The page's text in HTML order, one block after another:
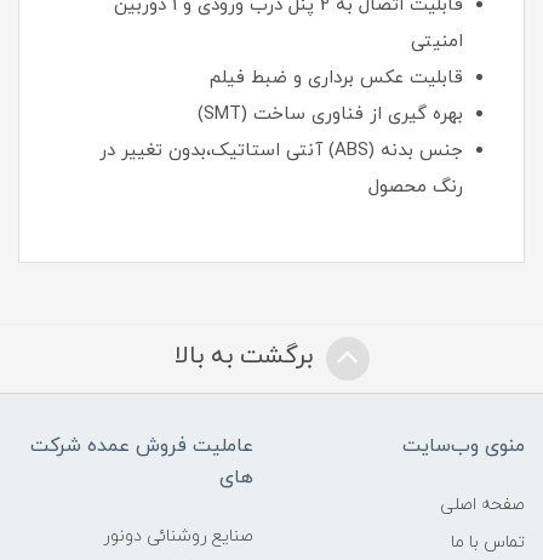
قابلیت اتصال به 2 پنل درب ورودی و 1 دوربین
امنیتی
قابلیت عکس برداری و ضبط فیلم
بهره گیری از فناوری ساخت (SMT)
جنس بدنه (ABS) آنتی استاتیک،بدون تغییر در
رنگ محصول
برگشت به بالا
منوی وب‌سایت
صفحه اصلی
تماس با ما
عاملیت فروش عمده شرکت
های
صنایع روشنائی دونور